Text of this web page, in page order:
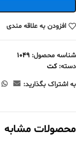
افزودن به علاقه مندی
شناسه محصول: 1049
دسته: کت
به اشتراک بگذارید:
محصولات مشابه